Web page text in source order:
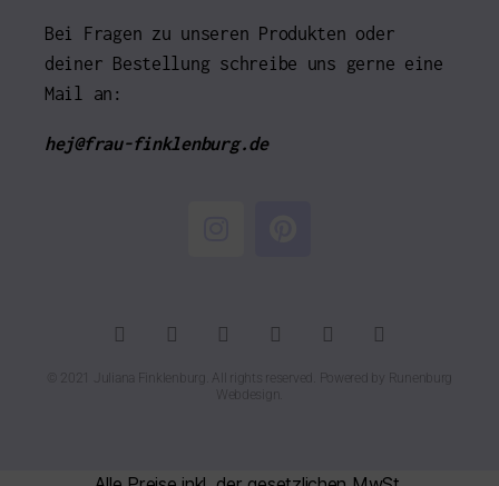
Bei Fragen zu unseren Produkten oder
deiner Bestellung schreibe uns gerne eine
Mail an:
hej@frau-finklenburg.de
© 2021 Juliana Finklenburg. All rights reserved. Powered by Runenburg
Webdesign